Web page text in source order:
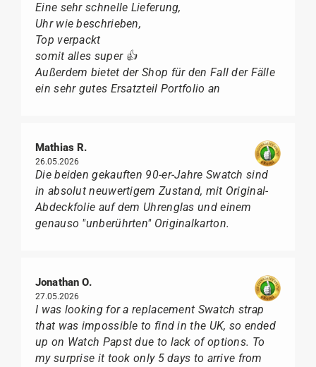
Eine sehr schnelle Lieferung,
Uhr wie beschrieben,
Top verpackt
somit alles super 👍
Außerdem bietet der Shop für den Fall der Fälle
ein sehr gutes Ersatzteil Portfolio an
Mathias R.
26.05.2026
Die beiden gekauften 90-er-Jahre Swatch sind
in absolut neuwertigem Zustand, mit Original-
Abdeckfolie auf dem Uhrenglas und einem
genauso "unberührten" Originalkarton.
Jonathan O.
27.05.2026
I was looking for a replacement Swatch strap
that was impossible to find in the UK, so ended
up on Watch Papst due to lack of options. To
my surprise it took only 5 days to arrive from